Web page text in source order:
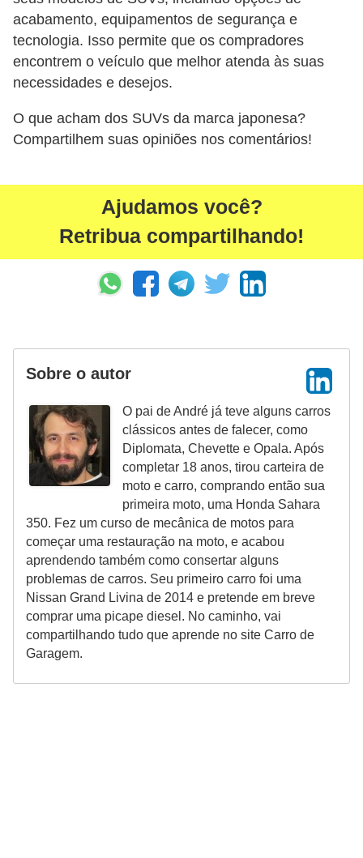
acabamento, equipamentos de segurança e
tecnologia. Isso permite que os compradores
encontrem o veículo que melhor atenda às suas
necessidades e desejos.
O que acham dos SUVs da marca japonesa?
Compartilhem suas opiniões nos comentários!
Ajudamos você?
Retribua compartilhando!
Sobre o autor
O pai de André já teve alguns carros
clássicos antes de falecer, como
Diplomata, Chevette e Opala. Após
completar 18 anos, tirou carteira de
moto e carro, comprando então sua
primeira moto, uma Honda Sahara
350. Fez um curso de mecânica de motos para
começar uma restauração na moto, e acabou
aprendendo também como consertar alguns
problemas de carros. Seu primeiro carro foi uma
Nissan Grand Livina de 2014 e pretende em breve
comprar uma picape diesel. No caminho, vai
compartilhando tudo que aprende no site Carro de
Garagem.